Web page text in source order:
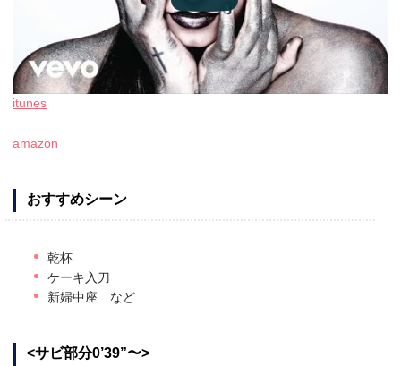
itunes
amazon
おすすめシーン
乾杯
ケーキ入刀
新婦中座 など
<サビ部分0’39”〜>